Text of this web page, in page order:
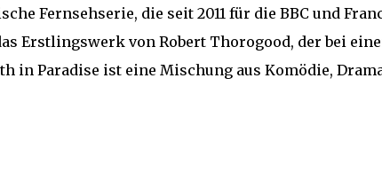
Fernsehserie, die seit 2011 für die BBC und
Erstlingswerk von Robert Thorogood, der bei
in Paradise ist eine Mischung aus Komödie,